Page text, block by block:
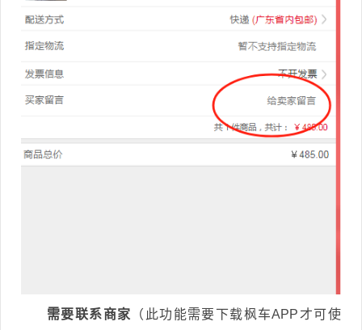
需要联系商家 （此功能需要下载枫车APP才可使